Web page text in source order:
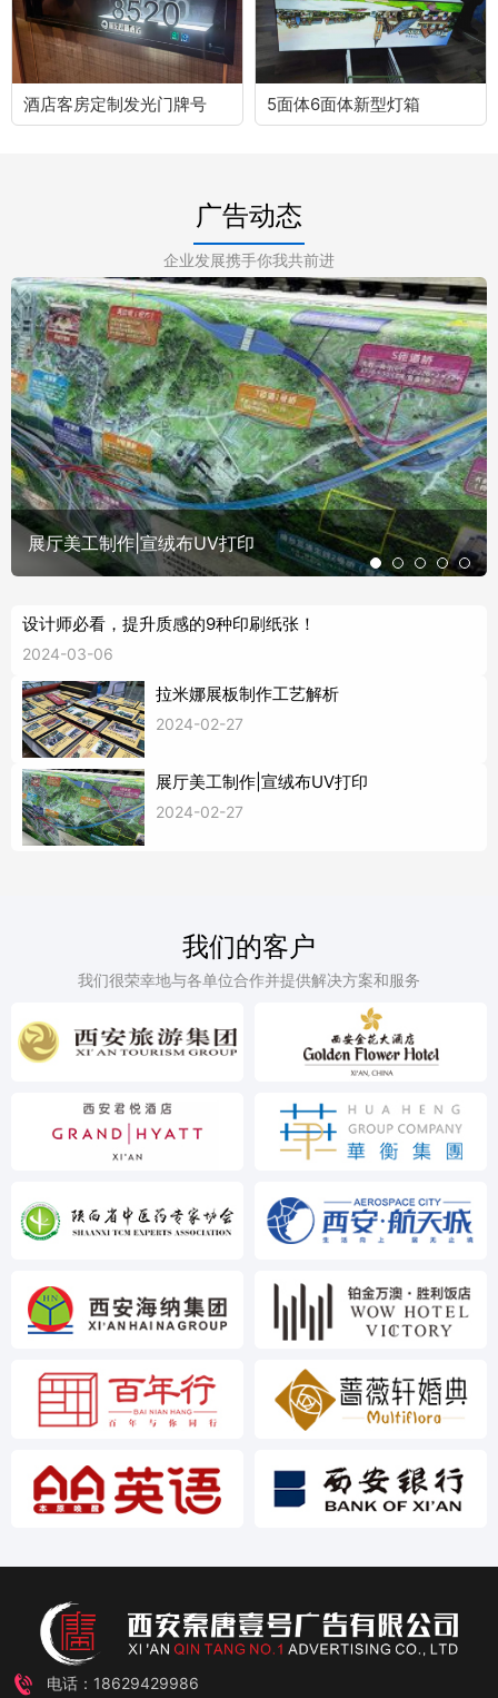
酒店客房定制发光门牌号 5面体6面体新型灯箱
广告动态
企业发展携手你我共前进
展厅美工制作|宣绒布UV打印
设计师必看，提升质感的9种印刷纸张！
2024-03-06
拉米娜展板制作工艺解析
2024-02-27
展厅美工制作|宣绒布UV打印
2024-02-27
我们的客户
我们很荣幸地与各单位合作并提供解决方案和服务
电话：18629429986